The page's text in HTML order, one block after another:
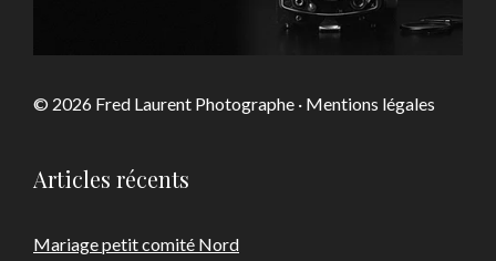
© 2026 Fred Laurent Photographe · Mentions légales
Articles récents
Mariage petit comité Nord